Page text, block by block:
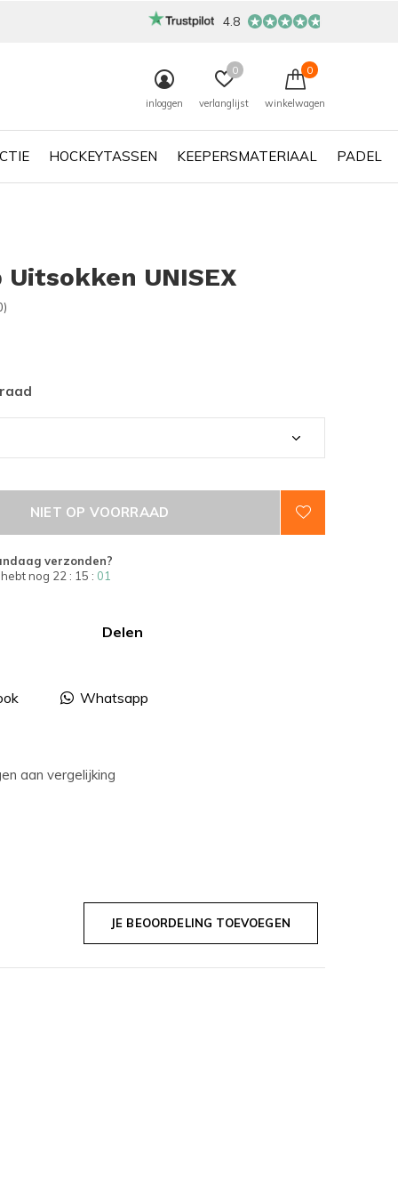
HOCKEYTASSEN KEEPERSMATERIAAL PADEL
inloggen verlanglijst
0
winkelwagen
0
4.8
Uitsokken UNISEX
NIET OP VOORRAAD
verzonden?
hebt nog 22 : 15 : 00
Delen
Whatsapp
aan vergelijking
JE BEOORDELING TOEVOEGEN